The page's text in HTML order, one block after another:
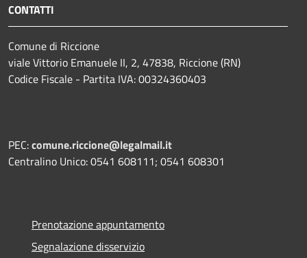
CONTATTI
Comune di Riccione
viale Vittorio Emanuele II, 2, 47838, Riccione (RN)
Codice Fiscale - Partita IVA: 00324360403
PEC:comune.riccione@legalmail.it
Centralino Unico: 0541 608111; 0541 608301
Prenotazione appuntamento
Segnalazione disservizio